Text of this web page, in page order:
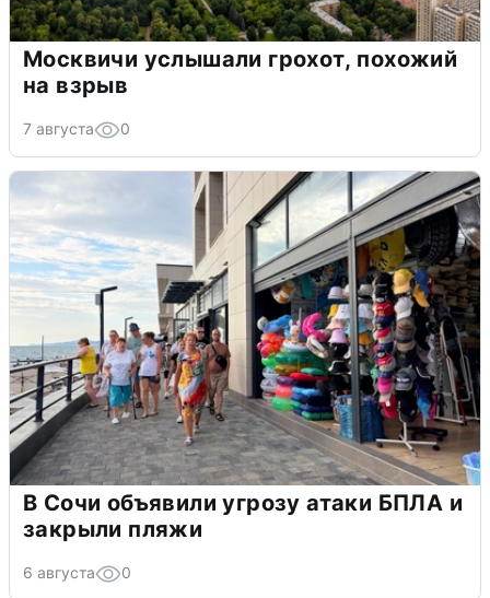
Москвичи услышали грохот, похожий
на взрыв
7 августа 0
В Сочи объявили угрозу атаки БПЛА и
закрыли пляжи
6 августа 0